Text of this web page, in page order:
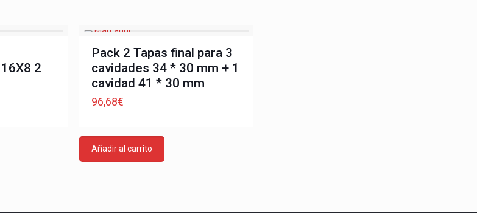
2
Pack 2 Tapas final para 3
cavidades 34 * 30 mm + 1
cavidad 41 * 30 mm
96,68€
Añadir al carrito